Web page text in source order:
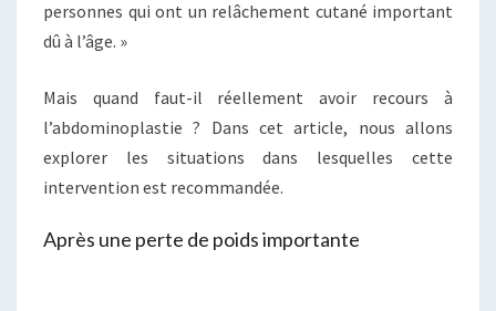
personnes qui ont un relâchement cutané important
dû à l’âge. »
Mais quand faut-il réellement avoir recours à
l’abdominoplastie ? Dans cet article, nous allons
explorer les situations dans lesquelles cette
intervention est recommandée.
Après une perte de poids importante